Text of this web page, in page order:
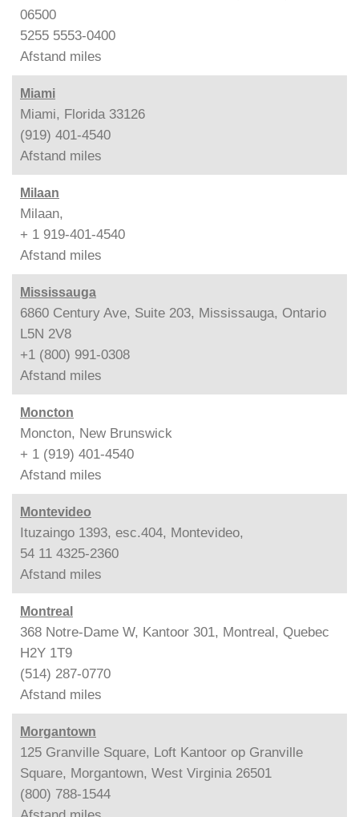
06500
5255 5553-0400
Afstand miles
Miami
Miami, Florida 33126
(919) 401-4540
Afstand miles
Milaan
Milaan,
+ 1 919-401-4540
Afstand miles
Mississauga
6860 Century Ave, Suite 203, Mississauga, Ontario
L5N 2V8
+1 (800) 991-0308
Afstand miles
Moncton
Moncton, New Brunswick
+ 1 (919) 401-4540
Afstand miles
Montevideo
Ituzaingo 1393, esc.404, Montevideo,
54 11 4325-2360
Afstand miles
Montreal
368 Notre-Dame W, Kantoor 301, Montreal, Quebec
H2Y 1T9
(514) 287-0770
Afstand miles
Morgantown
125 Granville Square, Loft Kantoor op Granville
Square, Morgantown, West Virginia 26501
(800) 788-1544